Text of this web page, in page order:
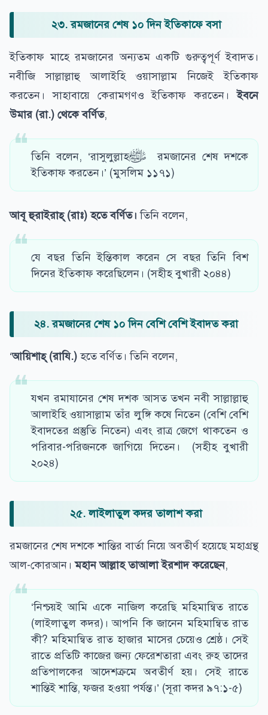
২৩. রমজানের শেষ ১০ দিন ইতিকাফে বসা
ইতিকাফ মাহে রমজানের অন্যতম একটি গুরুত্বপূর্ণ ইবাদত।
নবীজি সাল্লাল্লাহু আলাইহি ওয়াসাল্লাম নিজেই ইতিকাফ
করতেন। সাহাবায়ে কেরামগণও ইতিকাফ করতেন।ইবনে
উমার (রা.) থেকে বর্ণিত,
তিনি বলেন, ‘রাসুলুল্লাহﷺ
রমজানের শেষ দশকে
ইতিকাফ করতেন।’ (মুসলিম ১১৭১)
আবূ হুরাইরাহ্ (রাঃ) হতে বর্ণিত। তিনি বলেন,
যে বছর তিনি ইন্তিকাল করেন সে বছর তিনি বিশ
দিনের ইতিকাফ করেছিলেন। (সহীহ বুখারী ২০৪৪)
২৪. রমজানের শেষ ১০ দিন বেশি বেশি ইবাদত করা
‘আয়িশাহ্ (রাযি.)হতে বর্ণিত। তিনি বলেন,
যখন রমাযানের শেষ দশক আসত তখন নবী সাল্লাল্লাহু
আলাইহি ওয়াসাল্লাম তাঁর লুঙ্গি কষে নিতেন (বেশি বেশি
ইবাদতের প্রস্তুতি নিতেন) এবং রাত্র জেগে থাকতেন ও
পরিবার-পরিজনকে জাগিয়ে দিতেন। (সহীহ বুখারী
২০২৪)
২৫. লাইলাতুল কদর তালাশ করা
রমজানের শেষ দশকে শান্তির বার্তা নিয়ে অবতীর্ণ হয়েছে মহাগ্রন্থ
আল-কোরআন।মহান আল্লাহ তাআলা ইরশাদ করেছেন,
‘নিশ্চয়ই আমি একে নাজিল করেছি মহিমান্বিত রাতে
(লাইলাতুল কদর)। আপনি কি জানেন মহিমান্বিত রাত
কী? মহিমান্বিত রাত হাজার মাসের চেয়েও শ্রেষ্ঠ। সেই
রাতে প্রতিটি কাজের জন্য ফেরেশতারা এবং রুহ তাদের
প্রতিপালকের আদেশক্রমে অবতীর্ণ হয়। সেই রাতে
শান্তিই শান্তি, ফজর হওয়া পর্যন্ত।’ (সূরা কদর ৯৭:১-৫)